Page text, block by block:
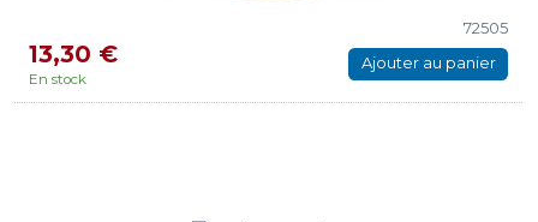
72505
13,30 €
En stock
Ajouter au panier